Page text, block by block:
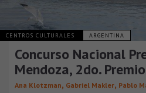
CENTROS CULTURALES ARGENTINA
Concurso Nacional
Mendoza, 2do. Premio
Ana Klotzman, Gabriel Makler, Pablo